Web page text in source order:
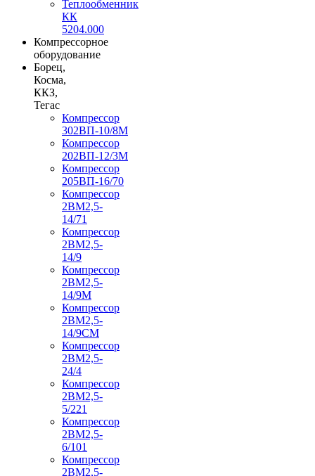
Теплообменник
КК
5204.000
Компрессорное
оборудование
Борец,
Косма,
ККЗ,
Тегас
Компрессор
302ВП-10/8М
Компрессор
202ВП-12/3М
Компрессор
205ВП-16/70
Компрессор
2ВМ2,5-
14/71
Компрессор
2ВМ2,5-
14/9
Компрессор
2ВМ2,5-
14/9М
Компрессор
2ВМ2,5-
14/9СМ
Компрессор
2ВМ2,5-
24/4
Компрессор
2ВМ2,5-
5/221
Компрессор
2ВМ2,5-
6/101
Компрессор
2ВМ2,5-